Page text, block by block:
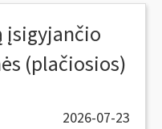
įsigyjančio
(plačiosios)
2026-07-23